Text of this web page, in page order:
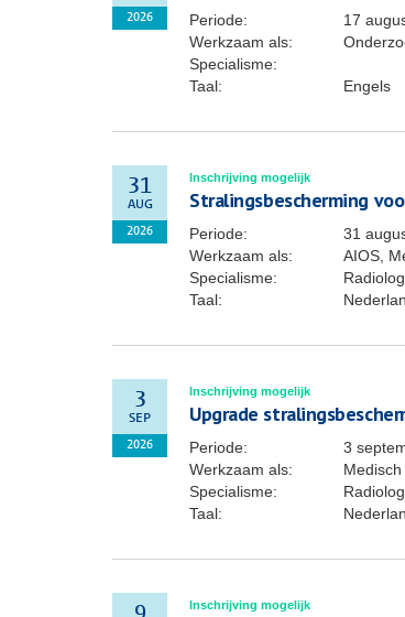
2026 Periode: 17
Werkzaam als:
Specialisme:
Taal:
Engels
31
AUG
2026
Inschrijving mogelijk
Stralingsbescherming
Periode: 31
Werkzaam als:
AIOS,
Specialisme:
Taal:
3
SEP
2026
Inschrijving mogelijk
Upgrade
Periode:
3
Werkzaam als:
Specialisme:
Taal:
Inschrijving mogelijk